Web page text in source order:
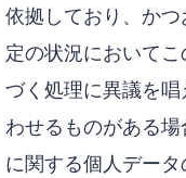
依拠しており、か
定の状況において
づく処理に異議を
わせるものがある
に関する個人デー